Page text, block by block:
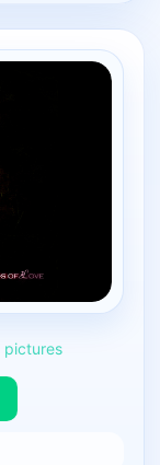
pictures